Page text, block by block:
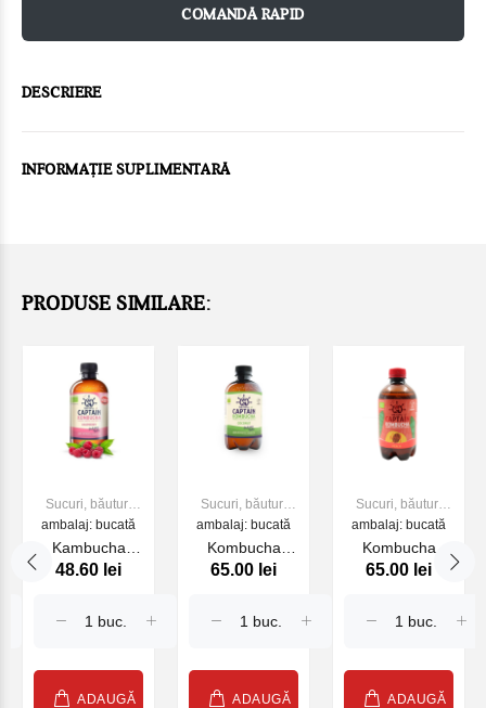
COMANDĂ RAPID
DESCRIERE
INFORMAȚIE SUPLIMENTARĂ
PRODUSE SIMILARE:
Sucuri, băuturi
racoritoare
ambalaj: bucată
Kambucha
Zmeura 400 ml
48.60 lei
ADAUGĂ
Sucuri, băuturi
racoritoare
ambalaj: bucată
Kombucha
Coconut 400ml
65.00 lei
ADAUGĂ
Sucuri, băuturi
racoritoare
ambalaj: bucată
Kombucha
Peach 400ml
65.00 lei
ADAUGĂ